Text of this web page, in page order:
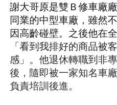
謝大哥原是雙Ｂ修車廠
同業的中型車廠，雖然
因高齡碰壁。之後他在
「看到我排好的商品被
感」。他退休轉職到非
後，隨即被一家知名車
負責培訓後進。